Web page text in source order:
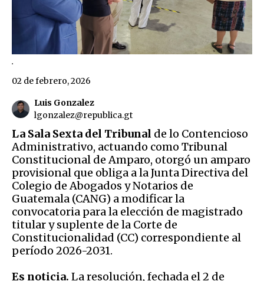
.
Luis Gonzalez
lgonzalez@republica.gt
02 de febrero, 2026
La Sala Sexta del Tribunal de lo Contencioso
Administrativo, actuando como Tribunal
Constitucional de Amparo, otorgó un amparo
provisional que obliga a la Junta Directiva del
Colegio de Abogados y Notarios de
Guatemala (CANG) a modificar la
convocatoria para la elección de magistrado
titular y suplente de la Corte de
Constitucionalidad (CC) correspondiente al
período 2026-2031.
Es noticia. La resolución, fechada el 2 de